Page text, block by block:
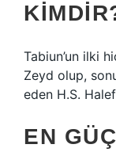
Tabiun’un ilki
Zeyd olup,
eden H.S.
EN